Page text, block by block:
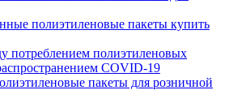
полиэтиленовые пакеты купить
потреблением полиэтиленовых
COVID-19
пакеты для розничной